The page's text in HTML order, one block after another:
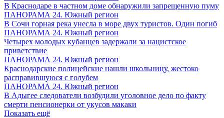
В Краснодаре в частном доме обнаружили запрещенную пуму
ПАНОРАМА 24. Южный регион
В Сочи горная река унесла в море двух туристов. Один погиб
ПАНОРАМА 24. Южный регион
Четырех молодых кубанцев задержали за нацистское
приветствие
ПАНОРАМА 24. Южный регион
Краснодарские полицейские нашли школьницу, жестоко
расправившуюся с голубем
ПАНОРАМА 24. Южный регион
В Адыгее следователи возбудили уголовное дело по факту
смерти пенсионерки от укусов макаки
Показать ещё